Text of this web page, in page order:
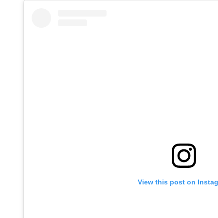
View this post on